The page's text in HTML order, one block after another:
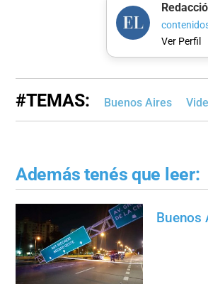
Ver Perfil
#TEMAS: Buenos Aires
Además tenés que leer:
Buenos